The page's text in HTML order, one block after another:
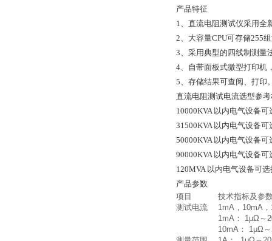
产品特征
1、直流电阻测试仪采用全
2、大容量CPU可存储255
3、采用典型的四线制测量
4、自带面板式微型打印机
5、存储结果可查阅、打印
直流电阻测试电流选型参
10000KVA 以内电气设备
31500KVA 以内电气设备
50000KVA 以内电气设备
90000KVA 以内电气设备
120MVA 以内电气设备可
产品参数
项目
技术指标及参
测试电流
1mA，10mA
1mA： 1μΩ～
10mA： 1μΩ